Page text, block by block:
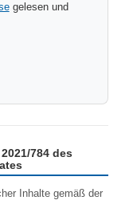
gelesen und
784 des
Inhalte gemäß der